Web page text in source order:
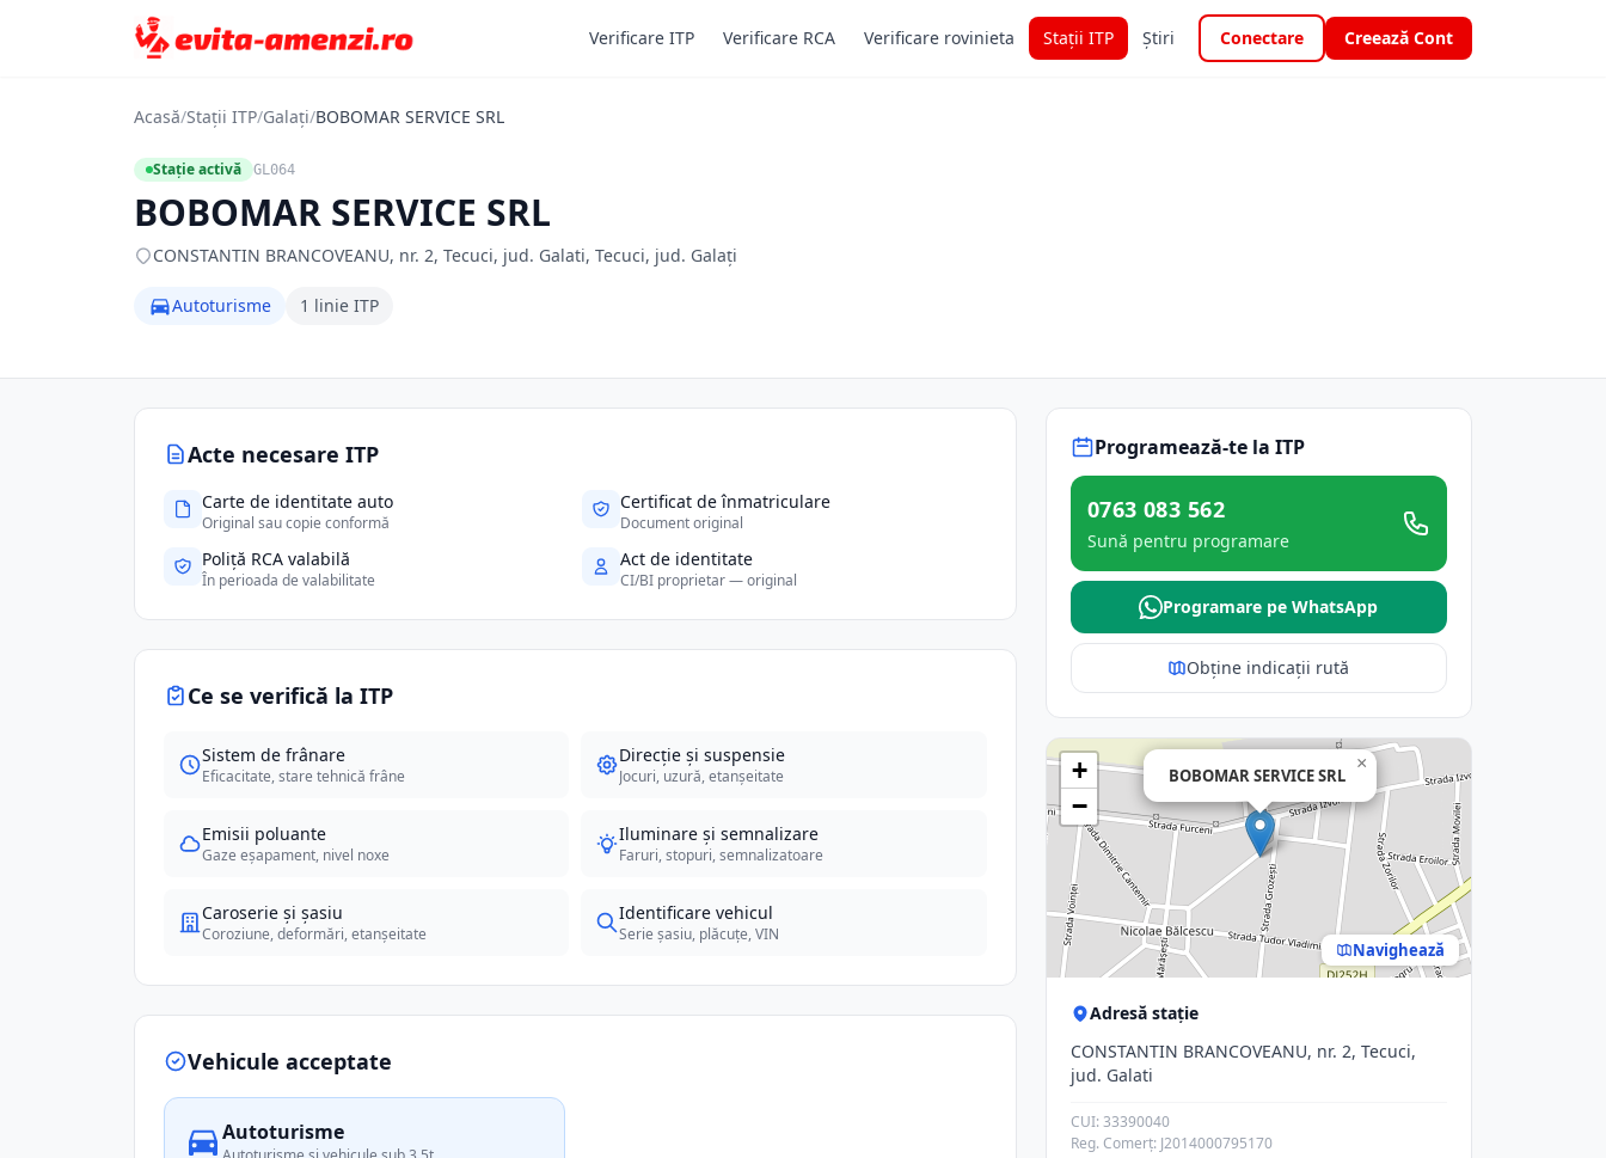
Verificare ITP Verificare RCA Verificare rovinieta Stații ITP Știri Conectare Creează Cont
Acasă/Stații ITP/Galați/BOBOMAR SERVICE SRL
Stație activă GL064
BOBOMAR SERVICE SRL
CONSTANTIN BRANCOVEANU, nr. 2, Tecuci, jud. Galati, Tecuci, jud. Galați
Autoturisme 1 linie ITP
Acte necesare ITP
Carte de identitate auto
Original sau copie conformă
Certificat de înmatriculare
Document original
Poliță RCA valabilă
În perioada de valabilitate
Act de identitate
CI/BI proprietar — original
Ce se verifică la ITP
Sistem de frânare
Eficacitate, stare tehnică frâne
Direcție și suspensie
Jocuri, uzură, etanșeitate
Emisii poluante
Gaze eșapament, nivel noxe
Iluminare și semnalizare
Faruri, stopuri, semnalizatoare
Caroserie și șasiu
Coroziune, deformări, etanșeitate
Identificare vehicul
Serie șasiu, plăcuțe, VIN
Vehicule acceptate
Autoturisme
Programează-te la ITP
0763 083 562
Sună pentru programare
Programare pe WhatsApp
Obține indicații rută
BOBOMAR SERVICE SRL
×
+
−
Navighează
Adresă stație
CONSTANTIN BRANCOVEANU, nr. 2, Tecuci,
jud. Galati
CUI: 33390040
Reg. Comerț: J2014000795170